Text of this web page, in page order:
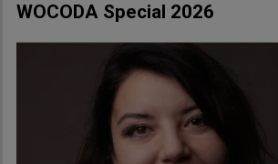
WOCODA Special 2026